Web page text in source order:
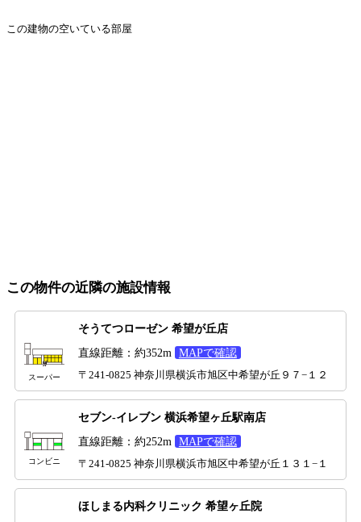
この建物の空いている部屋
この物件の近隣の施設情報
スーパー
そうてつローゼン 希望が丘店
直線距離：約352m
MAPで確認
〒241-0825 神奈川県横浜市旭区中希望が丘９７−１２
コンビニ
セブン-イレブン 横浜希望ヶ丘駅南店
直線距離：約252m
MAPで確認
〒241-0825 神奈川県横浜市旭区中希望が丘１３１−１
ほしまる内科クリニック 希望ヶ丘院